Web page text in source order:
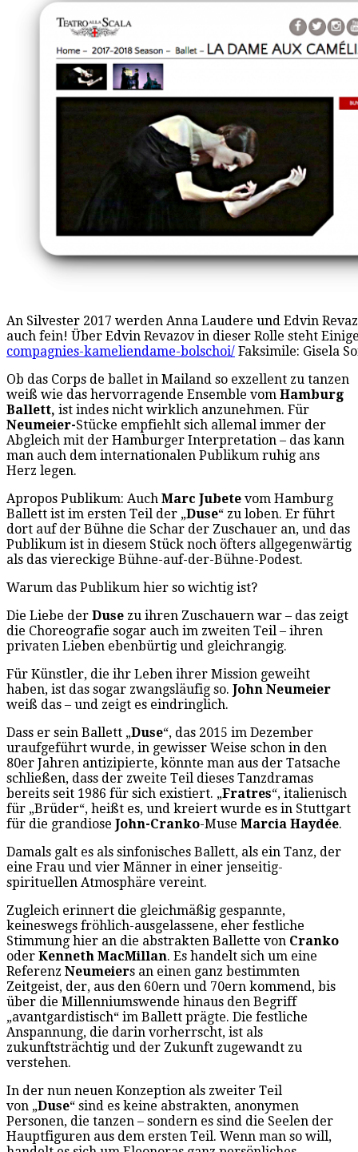
An Silvester 2017 werden Anna Laudere und Edvin
auch fein! Über Edvin Revazov in dieser Rolle steht
compagnies-kameliendame-bolschoi/ Faksimile: Gisela
Ob das Corps de ballet in Mailand so exzellent zu tanzen
weiß wie das hervorragende Ensemble vom Hamburg
Ballett, ist indes nicht wirklich anzunehmen. Für
Neumeier-Stücke empfiehlt sich allemal immer der
Abgleich mit der Hamburger Interpretation – das kann
man auch dem internationalen Publikum ruhig ans
Herz legen.
Apropos Publikum: Auch Marc Jubete vom Hamburg
Ballett ist im ersten Teil der „Duse“ zu loben. Er führt
dort auf der Bühne die Schar der Zuschauer an, und das
Publikum ist in diesem Stück noch öfters allgegenwärtig
als das viereckige Bühne-auf-der-Bühne-Podest.
Warum das Publikum hier so wichtig ist?
Die Liebe der Duse zu ihren Zuschauern war – das zeigt
die Choreografie sogar auch im zweiten Teil – ihren
privaten Lieben ebenbürtig und gleichrangig.
Für Künstler, die ihr Leben ihrer Mission geweiht
haben, ist das sogar zwangsläufig so. John Neumeier
weiß das – und zeigt es eindringlich.
Dass er sein Ballett „Duse“, das 2015 im Dezember
uraufgeführt wurde, in gewisser Weise schon in den
80er Jahren antizipierte, könnte man aus der Tatsache
schließen, dass der zweite Teil dieses Tanzdramas
bereits seit 1986 für sich existiert. „Fratres“, italienisch
für „Brüder“, heißt es, und kreiert wurde es in Stuttgart
für die grandiose John-Cranko-Muse Marcia Haydée.
Damals galt es als sinfonisches Ballett, als ein Tanz, der
eine Frau und vier Männer in einer jenseitig-
spirituellen Atmosphäre vereint.
Zugleich erinnert die gleichmäßig gespannte,
keineswegs fröhlich-ausgelassene, eher festliche
Stimmung hier an die abstrakten Ballette von Cranko
oder Kenneth MacMillan. Es handelt sich um eine
Referenz Neumeiers an einen ganz bestimmten
Zeitgeist, der, aus den 60ern und 70ern kommend, bis
über die Millenniumswende hinaus den Begriff
„avantgardistisch“ im Ballett prägte. Die festliche
Anspannung, die darin vorherrscht, ist als
zukunftsträchtig und der Zukunft zugewandt zu
verstehen.
In der nun neuen Konzeption als zweiter Teil
von „Duse“ sind es keine abstrakten, anonymen
Personen, die tanzen – sondern es sind die Seelen der
Hauptfiguren aus dem ersten Teil. Wenn man so will,